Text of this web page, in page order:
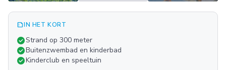
summarizeIN HET KORT
check_circleStrand op 300 meter
check_circleBuitenzwembad en kinderbad
check_circleKinderclub en speeltuin